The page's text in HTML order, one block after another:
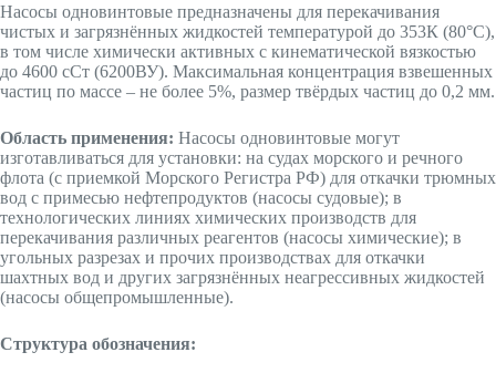
Насосы одновинтовые предназначены для перекачивания
чистых и загрязнённых жидкостей температурой до 353К (80°С),
в том числе химически активных с кинематической вязкостью
до 4600 cСт (6200ВУ). Максимальная концентрация взвешенных
частиц по массе – не более 5%, размер твёрдых частиц до 0,2 мм.
Область применения: Насосы одновинтовые могут
изготавливаться для установки: на судах морского и речного
флота (с приемкой Морского Регистра РФ) для откачки трюмных
вод с примесью нефтепродуктов (насосы судовые); в
технологических линиях химических производств для
перекачивания различных реагентов (насосы химические); в
угольных разрезах и прочих производствах для откачки
шахтных вод и других загрязнённых неагрессивных жидкостей
(насосы общепромышленные).
Структура обозначения: